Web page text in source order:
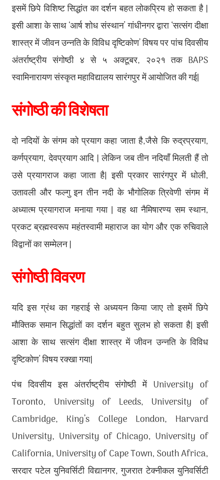
इसमें छिपे विशिष्ट सिद्धांत का दर्शन बहत लोकप्रिय हो सकता है ।
इसी आशा के साथ ‘आर्ष शोध संस्थान’ गांधीनगर द्वारा ‘सत्संग दीक्षा
शास्त्र में जीवन उन्नति के विविध दृष्टिकोण’ विषय पर पांच दिवसीय
अंतर्राष्ट्रीय संगोष्ठी ४ से ५ अक्टूबर, २०२१ तक BAPS
स्वामिनारायण संस्कृत महाविद्यालय सारंगपुर में आयोजित की गई।
संगोष्ठी की विशेषता
दो नदियों के संगम को प्रयाग कहा जाता है,जैसे कि रुद्रप्रयाग,
कर्णप्रयाग, देवप्रयाग आदि । लेकिन जब तीन नदियाँ मिलती हैं तो
उसे प्रयागराज कहा जाता है। इसी प्रकार सारंगपुर में धोली,
उतावली और फल्गु इन तीन नदी के भौगोलिक त्रिवेणी संगम में
अध्यात्म प्रयागराज मनाया गया । वह था नैमिषारण्य सम स्थान,
प्रकट ब्रह्मस्वरूप महंतस्वामी महाराज का योग और एक रुचिवाले
विद्वानों का सम्मेलन।
संगोष्ठी विवरण
यदि इस ग्रंथ का गहराई से अध्ययन किया जाए तो इसमें छिपे
मौक्तिक समान सिद्धांतों का दर्शन बहुत सुलभ हो सकता है। इसी
आशा के साथ सत्संग दीक्षा शास्त्र में जीवन उन्नति के विविध
दृष्टिकोण’ विषय रक्खा गया।
पंच दिवसीय इस अंतर्राष्ट्रीय संगोष्ठी में University of
Toronto, University of Leeds, University of
Cambridge, King’s College London, Harvard
University, University of Chicago, University of
California, University of Cape Town, South Africa,
सरदार पटेल युनिवर्सिटी विद्यानगर, गुजरात टेक्नीकल युनिवर्सिटी